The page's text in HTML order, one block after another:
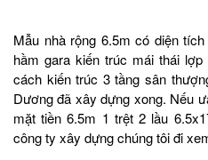
Mẫu nhà rộng 6.5m có diện
hầm gara kiến trúc mái thái
cách kiến trúc 3 tầng sân
Dương đã xây dựng xong. Nếu
mặt tiền 6.5m 1 trệt 2 lầu
công ty xây dựng chúng tôi đi